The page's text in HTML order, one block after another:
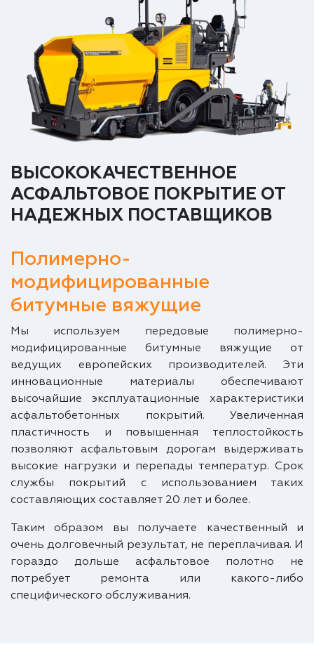
ВЫСОКОКАЧЕСТВЕННОЕ
АСФАЛЬТОВОЕ ПОКРЫТИЕ ОТ
НАДЕЖНЫХ ПОСТАВЩИКОВ
Полимерно-
модифицированные
битумные вяжущие
Мы используем передовые полимерно-
модифицированные битумные вяжущие от
ведущих европейских производителей. Эти
инновационные материалы обеспечивают
высочайшие эксплуатационные характеристики
асфальтобетонных покрытий. Увеличенная
пластичность и повышенная теплостойкость
позволяют асфальтовым дорогам выдерживать
высокие нагрузки и перепады температур. Срок
службы покрытий с использованием таких
составляющих составляет 20 лет и более.
Таким образом вы получаете качественный и
очень долговечный результат, не переплачивая. И
гораздо дольше асфальтовое полотно не
потребует ремонта или какого-либо
специфического обслуживания.